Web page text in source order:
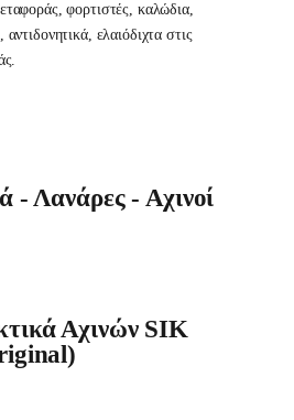
φορτιστές, καλώδια,
ελαιόδιχτα στις
- Λανάρες - Αχινοί
Αχινών SIK